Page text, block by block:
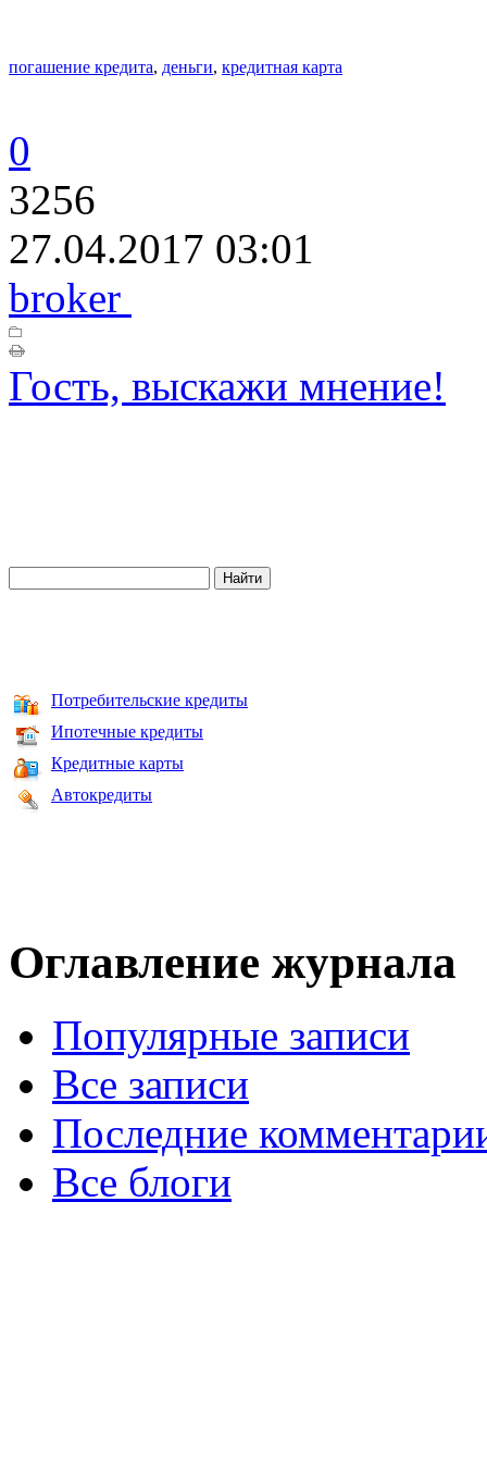
погашение кредита, деньги, кредитная карта
0
3256
27.04.2017 03:01
broker
Гость, выскажи мнение!
Потребительские кредиты
Ипотечные кредиты
Кредитные карты
Автокредиты
Оглавление журнала
Популярные записи
Все записи
Последние
Все блоги